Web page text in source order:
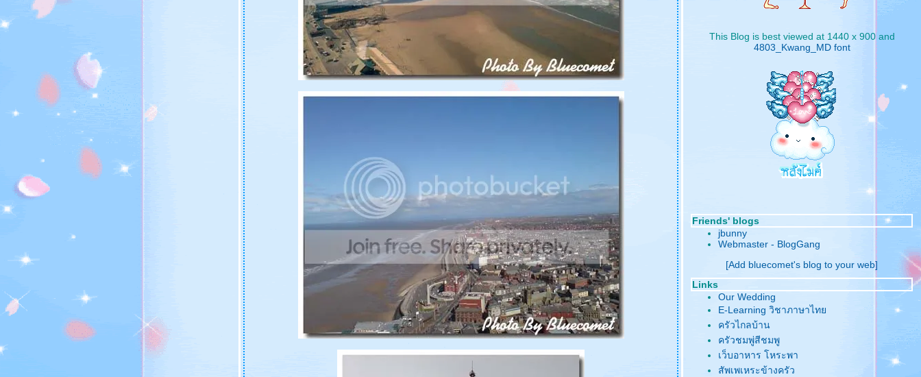
เที่ยวเมือง Shakespeare ตอนที่ 1 (เดินเล่นชม
เมือง)
ไปเที่ยว Somerset ---> Cheddar Gorge
เที่ยวสวนป่า ปั่นจักรยานน้ำที่ Fritton Lake
ชวนเที่ยว Somerleyton Hall (บ้านผีสิง)
มาชวนล่องเรือที่ Horning
Arrived at Great Yarmouth (Hopton....ที่พัก
ฮอลิเดย์ที่ไบรตัน (Holiday at Brighton)
พาคุณแม่ไหว้พระ ทำบุญ ณ วัดพุทธปทีป กรุง
ลอนดอน
เที่ยวเกาะ Isle of Wight ตอน 5 (ทานอาหารค่ำ
ชมพระอาทิตย์ตก และพระจันทร์ขึ้น)
เที่ยวเกาะ Isle of Wight ตอน 4 (Carisbrooke
เที่ยวเกาะ Isle of Wight ตอน 3 (Ventnor
เที่ยวเกาะ Isle of Wight ตอน 2 (Shanklin
เที่ยวเกาะ Isle of Wight ตอน 1 (เริ่มต้นการเดิน
ทางโดย Ferry)
ชีพจรลงเท้า พาไปเที่ยว...Portsmouth
เที่ยว Dorset (Blue Pool and Durdel Door)
วะเที่ยว Stonehenge ก่อนกลับบ้าน
This Blog is best viewed at 1440 x 900 and
4803_Kwang_MD font
Friends' blogs
jbunny
Webmaster - BlogGang
[Add bluecomet's blog to your web]
Links
Our Wedding
E-Learning วิชาภาษาไท
ครัวไกลบ้าน
ครัวชมพู่สีชมพู
เว็บอาหาร โหระพา
สัพเพเหระข้างครัว